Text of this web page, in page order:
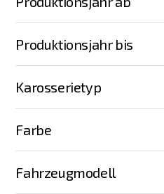
Produktionsjahr bis
Karosserietyp
Farbe
Fahrzeugmodell